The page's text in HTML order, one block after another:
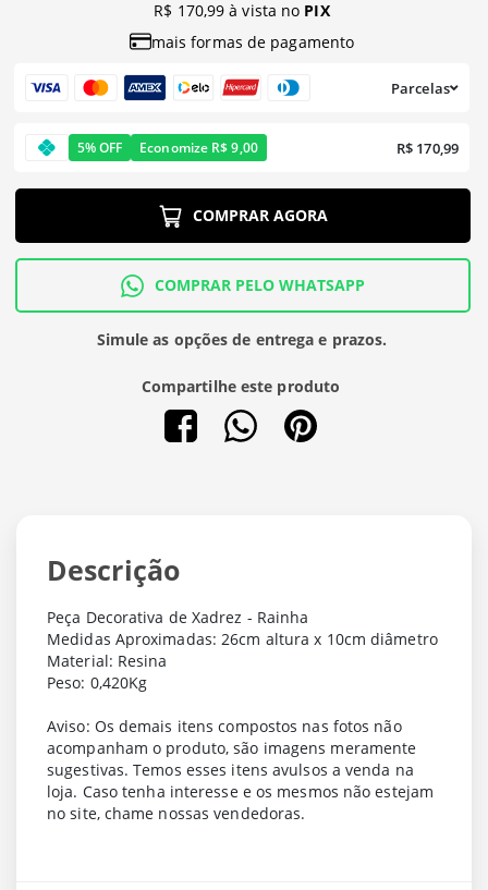
R$ 170,99 à vista no PIX
mais formas de pagamento
Parcelas
5% OFF Economize R$ 9,00 R$ 170,99
COMPRAR AGORA
COMPRAR PELO WHATSAPP
Simule as opções de entrega e prazos.
Compartilhe este produto
Descrição
Peça Decorativa de Xadrez - Rainha
Medidas Aproximadas: 26cm altura x 10cm diâmetro
Material: Resina
Peso: 0,420Kg
Aviso: Os demais itens compostos nas fotos não
acompanham o produto, são imagens meramente
sugestivas. Temos esses itens avulsos a venda na
loja. Caso tenha interesse e os mesmos não estejam
no site, chame nossas vendedoras.